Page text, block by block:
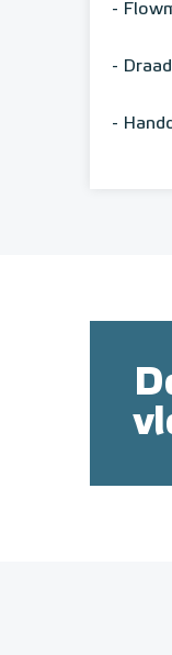
-
-
-